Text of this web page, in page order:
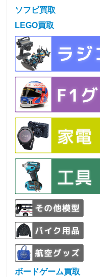
ソフビ買取
LEGO買取
ボードゲーム買取